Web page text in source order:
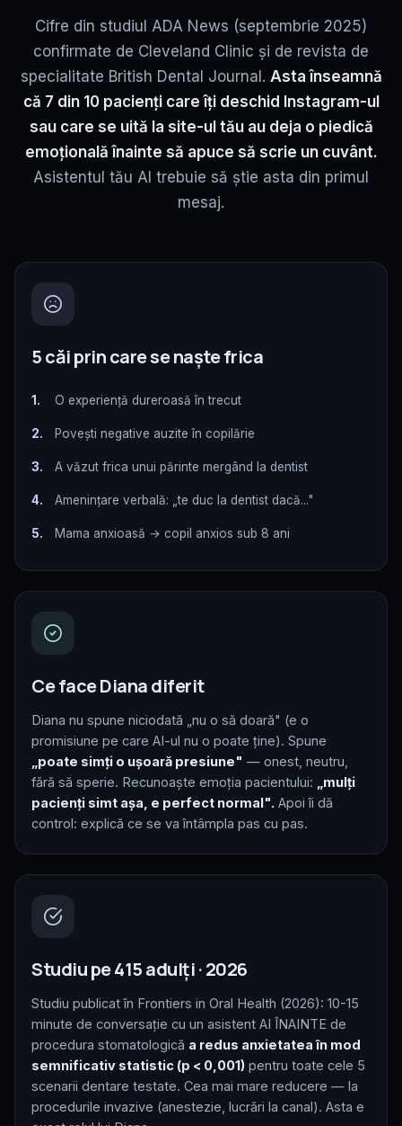
Cifre din studiul ADA News (septembrie 2025)
confirmate de Cleveland Clinic și de revista de
specialitate British Dental Journal. Asta înseamnă
că 7 din 10 pacienți care îți deschid Instagram-ul
sau care se uită la site-ul tău au deja o piedică
emoțională înainte să apuce să scrie un cuvânt.
Asistentul tău AI trebuie să știe asta din primul
mesaj.
5 căi prin care se naște frica
1. O experiență dureroasă în trecut
2. Povești negative auzite în copilărie
3. A văzut frica unui părinte mergând la dentist
4. Amenințare verbală: „te duc la dentist dacă..."
5. Mama anxioasă → copil anxios sub 8 ani
Ce face Diana diferit
Diana nu spune niciodată „nu o să doară" (e o
promisiune pe care AI-ul nu o poate ține). Spune
„poate simți o ușoară presiune" — onest, neutru,
fără să sperie. Recunoaște emoția pacientului:
„mulți
pacienți simt așa, e perfect normal". Apoi îi dă
control: explică ce se va întâmpla pas cu pas.
Studiu pe 415 adulți · 2026
Studiu publicat în Frontiers in Oral Health (2026): 10-15
minute de conversație cu un asistent AI ÎNAINTE de
procedura stomatologică a redus anxietatea în mod
semnificativ statistic (p < 0,001) pentru toate cele 5
scenarii dentare testate. Cea mai mare reducere — la
procedurile invazive (anestezie, lucrări la canal). Asta e